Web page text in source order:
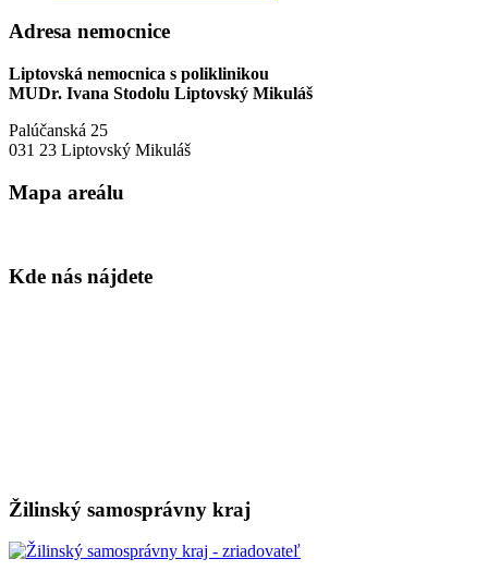
Adresa nemocnice
Liptovská nemocnica s poliklinikou
MUDr. Ivana Stodolu Liptovský Mikuláš
Palúčanská 25
031 23 Liptovský Mikuláš
Mapa areálu
Kde nás nájdete
Žilinský samosprávny kraj